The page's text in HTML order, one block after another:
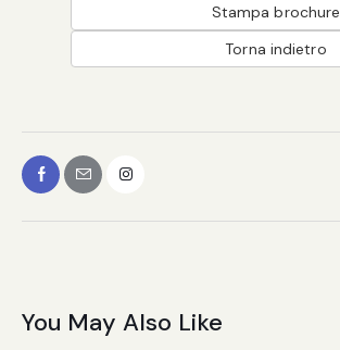
Stampa brochure
Torna indietro
You May Also Like